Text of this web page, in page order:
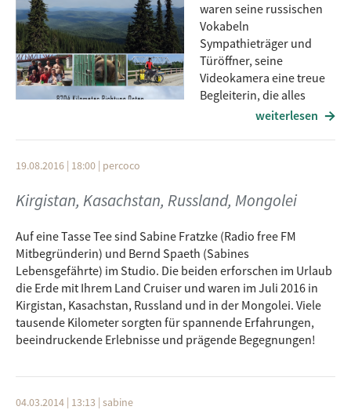
waren seine russischen
Vokabeln
Sympathieträger und
Türöffner, seine
Videokamera eine treue
Begleiterin, die alles
sorgfältig für die
aufwww.bike-russia.de.
Dzango. Bosaja osen. Босоногая осень
Melnica. Dorogi. Мельница – Дороги
Bi-2. Ee glaza. Би 2 - Её глаза
Polina Gagarina. Kukushka. Полина Гагарина – Кукушка
Pelageja. Oj to ne vecher. Пелагея - Ой, то не вечер
weiterlesen
19.08.2016 | 18:00 | percoco
Kirgistan, Kasachstan, Russland, Mongolei
Auf eine Tasse Tee sind Sabine Fratzke (Radio free FM
Mitbegründerin) und Bernd Spaeth (Sabines
Lebensgefährte) im Studio. Die beiden erforschen im Urlaub
die Erde mit Ihrem Land Cruiser und waren im Juli 2016 in
Kirgistan, Kasachstan, Russland und in der Mongolei. Viele
tausende Kilometer sorgten für spannende Erfahrungen,
beeindruckende Erlebnisse und prägende Begegnungen!
04.03.2014 | 13:13 | sabine